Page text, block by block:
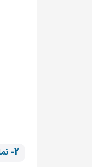
2- نمایشگاه بین‌المللی صنعت چاپ استانبول